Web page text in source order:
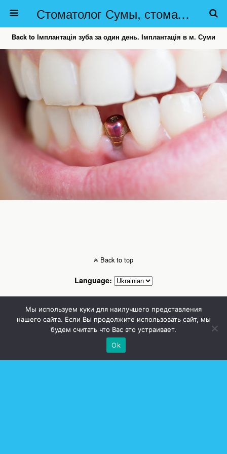
Стоматолог Сумы, стоматологические клиники Сумы, детская стоматология в Сумах. | Частная стоматология Сумы
Back to Імплантація зуба за один день. Імплантація в м. Суми
Back to top
Language:
Mobile Desktop
Стоматолог Сумы, стоматологические клиники Сумы, детская стоматология в
Сумах. | Частная стоматология Сумы
Мы используем куки для наилучшего представления
нашего сайта. Если Вы продолжите использовать сайт, мы
будем считать что Вас это устраивает.
Ok